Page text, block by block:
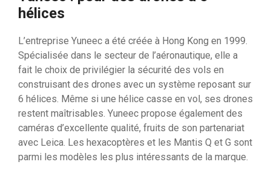
hélices
L’entreprise Yuneec a été créée à Hong Kong en 1999.
Spécialisée dans le secteur de l’aéronautique, elle a
fait le choix de privilégier la sécurité des vols en
construisant des drones avec un système reposant sur
6 hélices. Même si une hélice casse en vol, ses drones
restent maîtrisables. Yuneec propose également des
caméras d’excellente qualité, fruits de son partenariat
avec Leica. Les hexacoptères et les Mantis Q et G sont
parmi les modèles les plus intéressants de la marque.